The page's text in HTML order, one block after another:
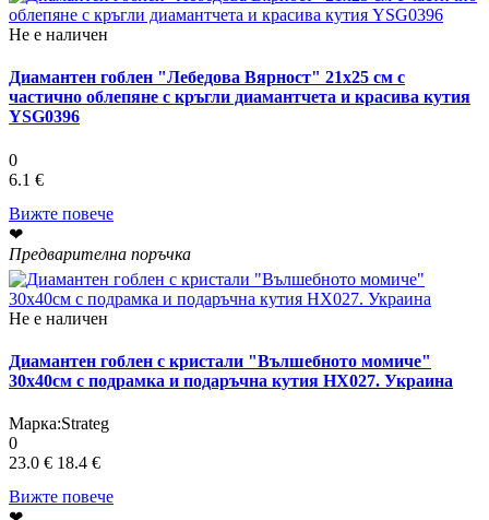
Не е наличен
Диамантен гоблен "Лебедова Вярност" 21x25 см с
частично облепяне с кръгли диамантчета и красива кутия
YSG0396
0
6.1 €
Вижте повече
❤
Предварителна поръчка
Не е наличен
Диамантен гоблен с кристали "Вълшебното момиче"
30х40см с подрамка и подаръчна кутия HX027. Украина
Марка:Strateg
0
23.0 € 18.4 €
Вижте повече